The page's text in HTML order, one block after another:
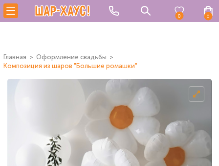
0 0
Главная
Оформление свадьбы
Композиция из шаров "Большие ромашки"